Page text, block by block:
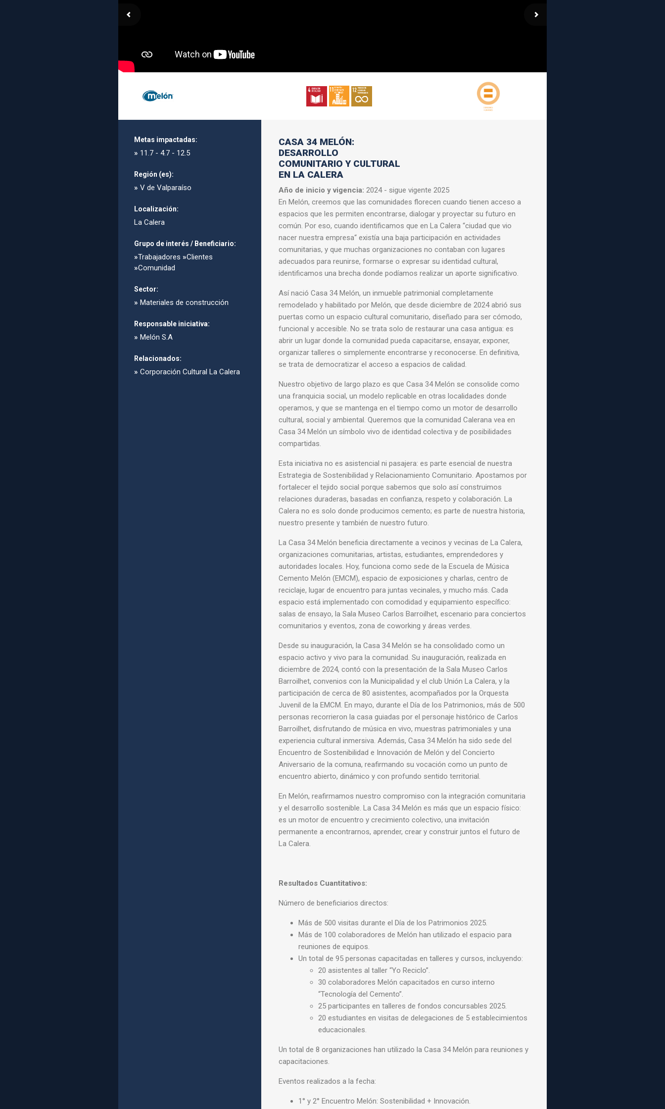
Metas impactadas:
» 11.7 - 4.7 - 12.5
Región (es):
» V de Valparaíso
Localización:
La Calera
Grupo de interés / Beneficiario:
»Trabajadores »Clientes
»Comunidad
Sector:
» Materiales de construcción
Responsable iniciativa:
» Melón S.A
Relacionados:
» Corporación Cultural La Calera
CASA 34 MELÓN:
DESARROLLO
COMUNITARIO Y CULTURAL
EN LA CALERA
Año de inicio y vigencia: 2024 - sigue vigente 2025
En Melón, creemos que las comunidades florecen cuando tienen acceso a
espacios que les permiten encontrarse, dialogar y proyectar su futuro en
común. Por eso, cuando identificamos que en La Calera “ciudad que vio
nacer nuestra empresa“ existía una baja participación en actividades
comunitarias, y que muchas organizaciones no contaban con lugares
adecuados para reunirse, formarse o expresar su identidad cultural,
identificamos una brecha donde podíamos realizar un aporte significativo.
Así nació Casa 34 Melón, un inmueble patrimonial completamente
remodelado y habilitado por Melón, que desde diciembre de 2024 abrió sus
puertas como un espacio cultural comunitario, diseñado para ser cómodo,
funcional y accesible. No se trata solo de restaurar una casa antigua: es
abrir un lugar donde la comunidad pueda capacitarse, ensayar, exponer,
organizar talleres o simplemente encontrarse y reconocerse. En definitiva,
se trata de democratizar el acceso a espacios de calidad.
Nuestro objetivo de largo plazo es que Casa 34 Melón se consolide como
una franquicia social, un modelo replicable en otras localidades donde
operamos, y que se mantenga en el tiempo como un motor de desarrollo
cultural, social y ambiental. Queremos que la comunidad Calerana vea en
Casa 34 Melón un símbolo vivo de identidad colectiva y de posibilidades
compartidas.
Esta iniciativa no es asistencial ni pasajera: es parte esencial de nuestra
Estrategia de Sostenibilidad y Relacionamiento Comunitario. Apostamos por
fortalecer el tejido social porque sabemos que solo así construimos
relaciones duraderas, basadas en confianza, respeto y colaboración. La
Calera no es solo donde producimos cemento; es parte de nuestra historia,
nuestro presente y también de nuestro futuro.
La Casa 34 Melón beneficia directamente a vecinos y vecinas de La Calera,
organizaciones comunitarias, artistas, estudiantes, emprendedores y
autoridades locales. Hoy, funciona como sede de la Escuela de Música
Cemento Melón (EMCM), espacio de exposiciones y charlas, centro de
reciclaje, lugar de encuentro para juntas vecinales, y mucho más. Cada
espacio está implementado con comodidad y equipamiento específico:
salas de ensayo, la Sala Museo Carlos Barroilhet, escenario para conciertos
comunitarios y eventos, zona de coworking y áreas verdes.
Desde su inauguración, la Casa 34 Melón se ha consolidado como un
espacio activo y vivo para la comunidad. Su inauguración, realizada en
diciembre de 2024, contó con la presentación de la Sala Museo Carlos
Barroilhet, convenios con la Municipalidad y el club Unión La Calera, y la
participación de cerca de 80 asistentes, acompañados por la Orquesta
Juvenil de la EMCM. En mayo, durante el Día de los Patrimonios, más de 500
personas recorrieron la casa guiadas por el personaje histórico de Carlos
Barroilhet, disfrutando de música en vivo, muestras patrimoniales y una
experiencia cultural inmersiva. Además, Casa 34 Melón ha sido sede del
Encuentro de Sostenibilidad e Innovación de Melón y del Concierto
Aniversario de la comuna, reafirmando su vocación como un punto de
encuentro abierto, dinámico y con profundo sentido territorial.
En Melón, reafirmamos nuestro compromiso con la integración comunitaria
y el desarrollo sostenible. La Casa 34 Melón es más que un espacio físico:
es un motor de encuentro y crecimiento colectivo, una invitación
permanente a encontrarnos, aprender, crear y construir juntos el futuro de
La Calera.
Resultados Cuantitativos:
Número de beneficiarios directos:
Más de 500 visitas durante el Día de los Patrimonios 2025.
Más de 100 colaboradores de Melón han utilizado el espacio para
reuniones de equipos.
Un total de 95 personas capacitadas en talleres y cursos, incluyendo:
20 asistentes al taller “Yo Reciclo”.
30 colaboradores Melón capacitados en curso interno
“Tecnología del Cemento”.
25 participantes en talleres de fondos concursables 2025.
20 estudiantes en visitas de delegaciones de 5 establecimientos
educacionales.
Un total de 8 organizaciones han utilizado la Casa 34 Melón para reuniones y
capacitaciones.
Eventos realizados a la fecha:
1° y 2° Encuentro Melón: Sostenibilidad + Innovación.